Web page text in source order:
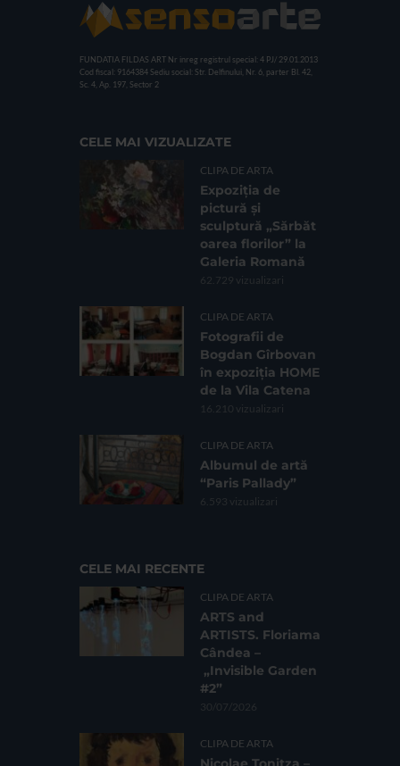
FUNDATIA FILDAS ART Nr inreg registrul special: 4 PJ/ 29.01.2013
Cod fiscal: 9164384 Sediu social: Str. Delfinului, Nr. 6, parter Bl. 42,
Sc. 4, Ap. 197, Sector 2
CELE MAI VIZUALIZATE
CLIPA DE ARTA
Expoziția de
pictură și
sculptură „Sărbăt
oarea florilor” la
Galeria Romană
62.729 vizualizari
CLIPA DE ARTA
Fotografii de
Bogdan Gîrbovan
în expoziția HOME
de la Vila Catena
16.210 vizualizari
CLIPA DE ARTA
Albumul de artă
“Paris Pallady”
6.593 vizualizari
CELE MAI RECENTE
CLIPA DE ARTA
ARTS and
ARTISTS. Floriama
Cândea –
„Invisible Garden
#2”
30/07/2026
CLIPA DE ARTA